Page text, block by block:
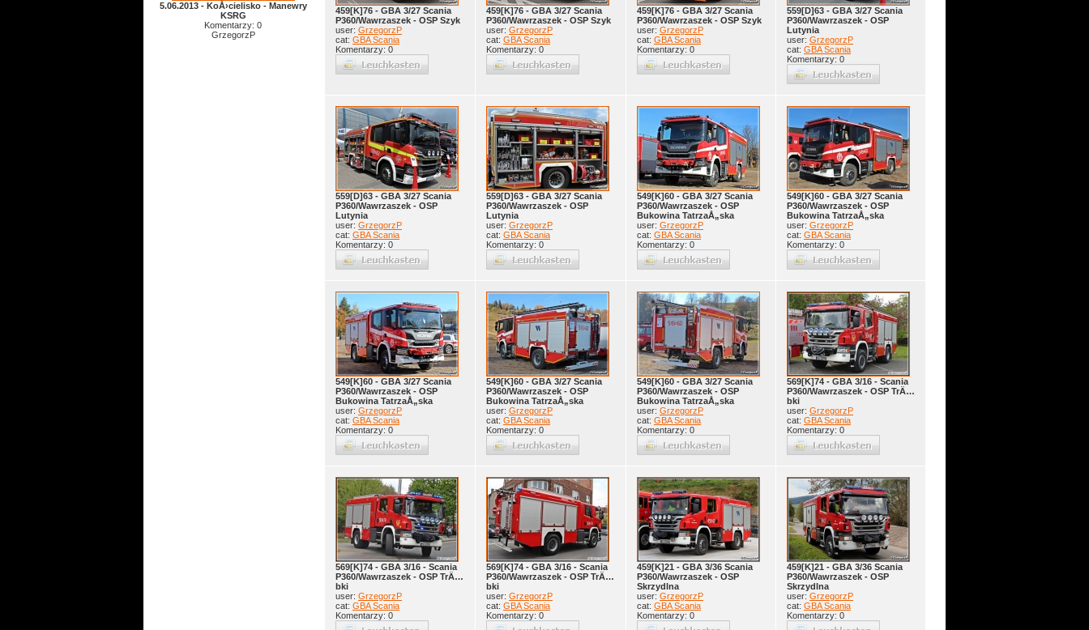
5.06.2013 - KoÅ›cielisko - Manewry
KSRG
Komentarzy: 0
GrzegorzP
459[K]76 - GBA 3/27 Scania
P360/Wawrzaszek - OSP Szyk
user: GrzegorzP
cat: GBA Scania
Komentarzy: 0
459[K]76 - GBA 3/27 Scania
P360/Wawrzaszek - OSP Szyk
user: GrzegorzP
cat: GBA Scania
Komentarzy: 0
459[K]76 - GBA 3/27 Scania
P360/Wawrzaszek - OSP Szyk
user: GrzegorzP
cat: GBA Scania
Komentarzy: 0
559[D]63 - GBA 3/27 Scania
P360/Wawrzaszek - OSP
Lutynia
user: GrzegorzP
cat: GBA Scania
Komentarzy: 0
559[D]63 - GBA 3/27 Scania
P360/Wawrzaszek - OSP
Lutynia
user: GrzegorzP
cat: GBA Scania
Komentarzy: 0
559[D]63 - GBA 3/27 Scania
P360/Wawrzaszek - OSP
Lutynia
user: GrzegorzP
cat: GBA Scania
Komentarzy: 0
549[K]60 - GBA 3/27 Scania
P360/Wawrzaszek - OSP
Bukowina TatrzaÅ„ska
user: GrzegorzP
cat: GBA Scania
Komentarzy: 0
549[K]60 - GBA 3/27 Scania
P360/Wawrzaszek - OSP
Bukowina TatrzaÅ„ska
user: GrzegorzP
cat: GBA Scania
Komentarzy: 0
549[K]60 - GBA 3/27 Scania
P360/Wawrzaszek - OSP
Bukowina TatrzaÅ„ska
user: GrzegorzP
cat: GBA Scania
Komentarzy: 0
549[K]60 - GBA 3/27 Scania
P360/Wawrzaszek - OSP
Bukowina TatrzaÅ„ska
user: GrzegorzP
cat: GBA Scania
Komentarzy: 0
549[K]60 - GBA 3/27 Scania
P360/Wawrzaszek - OSP
Bukowina TatrzaÅ„ska
user: GrzegorzP
cat: GBA Scania
Komentarzy: 0
569[K]74 - GBA 3/16 - Scania
P360/Wawrzaszek - OSP TrÄ…
bki
user: GrzegorzP
cat: GBA Scania
Komentarzy: 0
569[K]74 - GBA 3/16 - Scania
P360/Wawrzaszek - OSP TrÄ…
bki
user: GrzegorzP
cat: GBA Scania
Komentarzy: 0
569[K]74 - GBA 3/16 - Scania
P360/Wawrzaszek - OSP TrÄ…
bki
user: GrzegorzP
cat: GBA Scania
Komentarzy: 0
459[K]21 - GBA 3/36 Scania
P360/Wawrzaszek - OSP
Skrzydlna
user: GrzegorzP
cat: GBA Scania
Komentarzy: 0
459[K]21 - GBA 3/36 Scania
P360/Wawrzaszek - OSP
Skrzydlna
user: GrzegorzP
cat: GBA Scania
Komentarzy: 0